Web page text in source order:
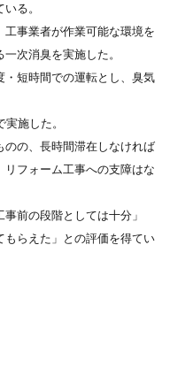
る。
事業者が作業可能な環境を
次消臭を実施した。
短時間での運転とし、臭気
施した。
の、長時間滞在しなければ
フォーム工事への支障はな
前の段階としては十分」
もらえた」との評価を得てい